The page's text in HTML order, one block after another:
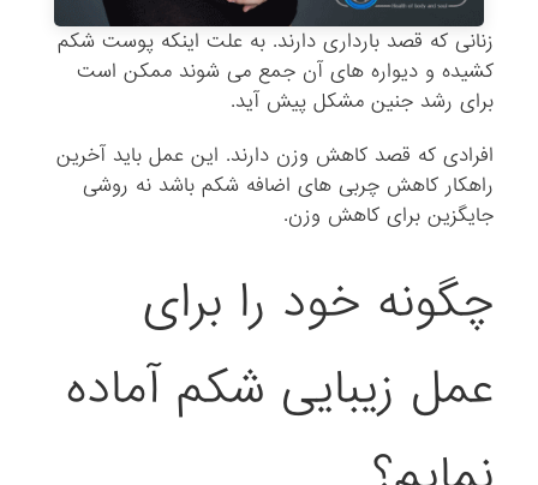
زنانی که قصد بارداری دارند. به علت اینکه پوست شکم
کشیده و دیواره های آن جمع می شوند ممکن است
برای رشد جنین مشکل پیش آید.
افرادی که قصد کاهش وزن دارند. این عمل باید آخرین
راهکار کاهش چربی های اضافه شکم باشد نه روشی
جایگزین برای کاهش وزن.
چگونه خود را برای
عمل زیبایی شکم آماده